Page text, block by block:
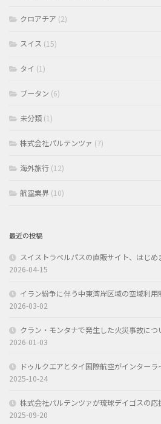
クロアチア (2)
スイス (15)
タイ (1)
ブータン (6)
未分類 (1)
株式会社パルテンツァ (7)
海外旅行 (12)
航空業界 (10)
最近の投稿
スイストラベルパスの直販サイト、はじめ
2026-04-15
イラン紛争に伴う中東湾岸区域の空域利
2026-03-02
クラン・モンタナで発生した火災事故につ
2026-01-03
ドゥルクエアとタイ国際航空がインター
2025-10-24
株式会社パルテンツァが琉球デイゴスの応
2025-09-20